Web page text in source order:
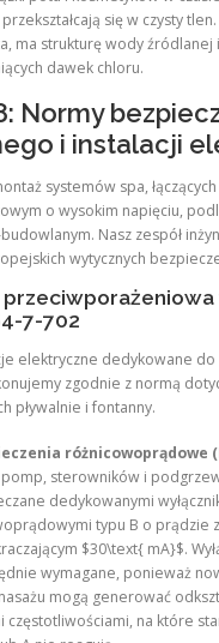
się w czysty
ma strukturę wody źródlanej
dawek chloru.
Normy
i instalacji
systemów spa,
o wysokim napięciu,
Nasz zespół
wytycznych
7-702
elektryczne dedykowane
zgodnie z normą
pływalnie i fontanny.
różnicowoprądowe
sterowników i
dedykowanymi
typu B o prądzie
$30\text{ mA}$.
wymagane, ponieważ
mogą generować
częstotliwościami, na które